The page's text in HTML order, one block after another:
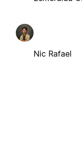
Nic Rafael